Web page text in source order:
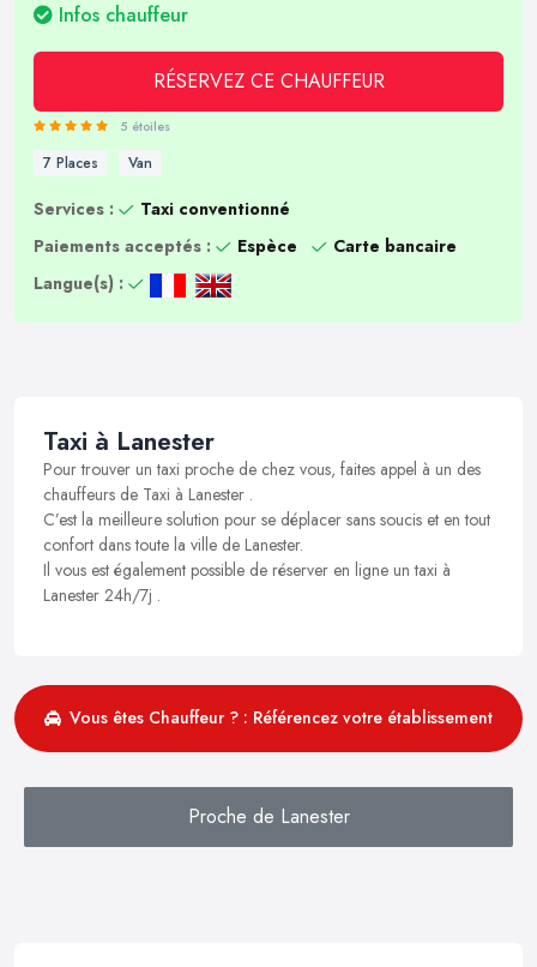
Infos chauffeur
RÉSERVEZ CE CHAUFFEUR
5 étoiles
7 Places Van
Services :
Taxi conventionné
Paiements acceptés :
Espèce
Carte bancaire
Langue(s) :
Taxi à Lanester
Pour trouver un taxi proche de chez vous, faites appel à un des
chauffeurs de Taxi à Lanester .
C’est la meilleure solution pour se déplacer sans soucis et en tout
confort dans toute la ville de Lanester.
Il vous est également possible de réserver en ligne un taxi à
Lanester 24h/7j .
Vous êtes Chauffeur ? : Référencez votre établissement
Proche de Lanester